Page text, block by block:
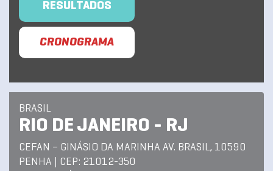
RESULTADOS
CRONOGRAMA
BRASIL
RIO DE JANEIRO - RJ
CEFAN – GINÁSIO DA MARINHA AV. BRASIL, 10590
PENHA | CEP: 21012-350